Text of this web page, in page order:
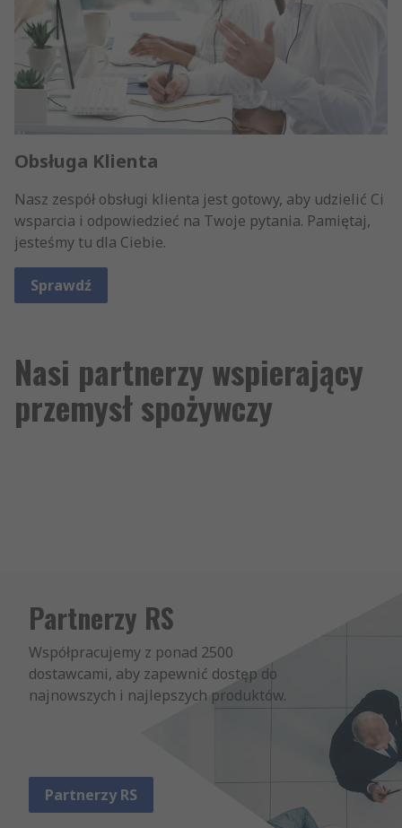
Obsługa Klienta
Nasz zespół obsługi klienta jest gotowy, aby udzielić Ci
wsparcia i odpowiedzieć na Twoje pytania. Pamiętaj,
jesteśmy tu dla Ciebie.
Sprawdź
Nasi partnerzy wspierający
przemysł spożywczy
Partnerzy RS
Współpracujemy z ponad 2500
dostawcami, aby zapewnić dostęp do
najnowszych i najlepszych produktów.
Partnerzy RS